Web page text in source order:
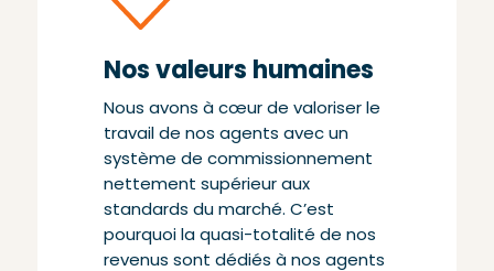
Nos valeurs humaines
Nous avons à cœur de valoriser le
travail de nos agents avec un
système de commissionnement
nettement supérieur aux
standards du marché. C’est
pourquoi la quasi-totalité de nos
revenus sont dédiés à nos agents